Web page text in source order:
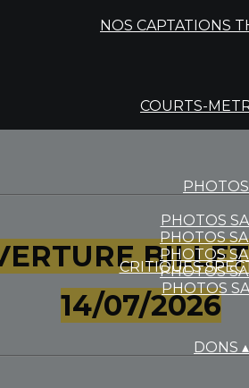
NOS CAPTATIONS
COURTS-
PHOTOS
PHOTOS
PHOTOS
PHOTOS
PHOTOS
PHOTOS
CRITIQUES
DONS ▴
14/07/2026